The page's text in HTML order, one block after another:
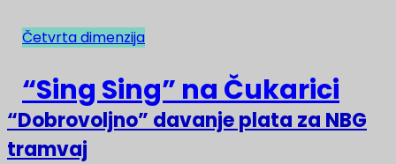
NAJNOVIJE
“Dobrovoljno” davanje plata za NBG
tramvaj
Četvrta dimenzija
“Sing Sing” na Čukarici